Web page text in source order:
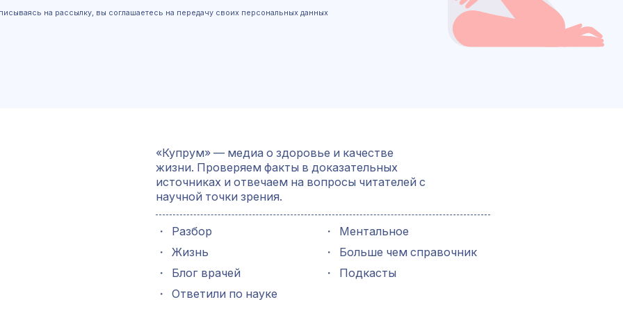
на рассылку, вы соглашаетесь на передачу своих персональных данных
«Купрум» — медиа о здоровье и качестве
жизни. Проверяем факты в доказательных
источниках и отвечаем на вопросы читателей с
научной точки зрения.
・
Разбор
・
Жизнь
・
Блог врачей
・
Ответили по науке
・
Ментальное
・
Больше чем справочник
・
Подкасты